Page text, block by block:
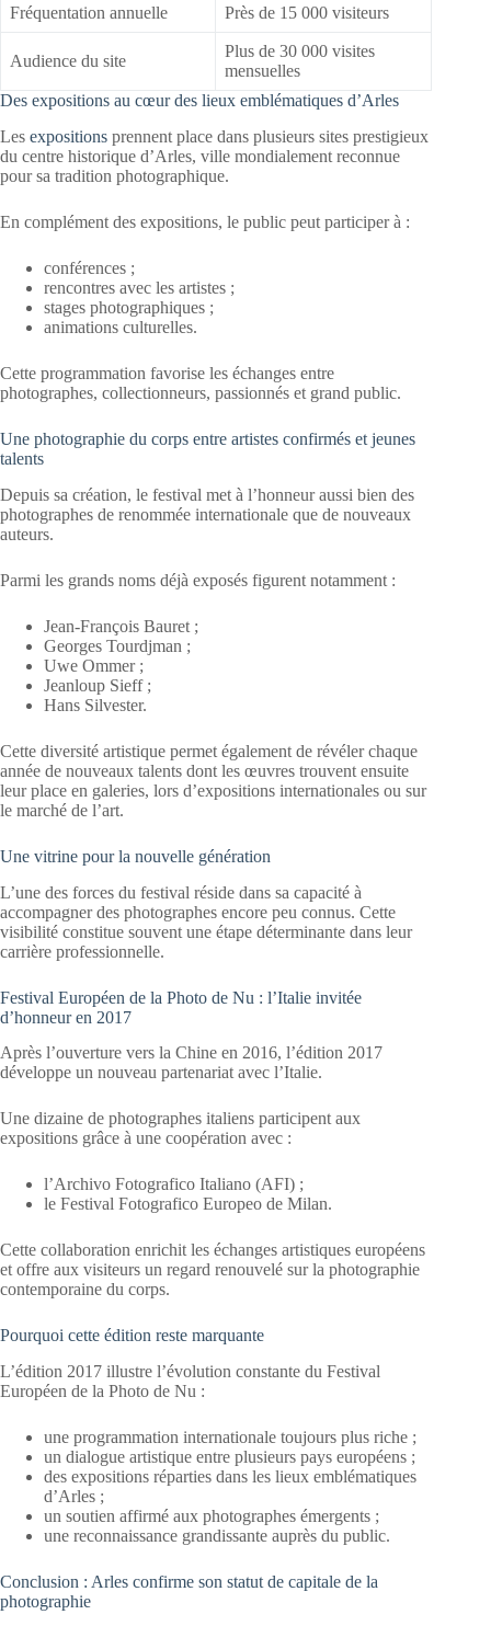
Fréquentation annuelle Près de 15 000 visiteurs
Audience du site
Plus de 30 000 visites
mensuelles
Des expositions au cœur des lieux emblématiques d’Arles
Les expositions prennent place dans plusieurs sites prestigieux
du centre historique d’Arles, ville mondialement reconnue
pour sa tradition photographique.
En complément des expositions, le public peut participer à :
conférences ;
rencontres avec les artistes ;
stages photographiques ;
animations culturelles.
Cette programmation favorise les échanges entre
photographes, collectionneurs, passionnés et grand public.
Une photographie du corps entre artistes confirmés et jeunes
talents
Depuis sa création, le festival met à l’honneur aussi bien des
photographes de renommée internationale que de nouveaux
auteurs.
Parmi les grands noms déjà exposés figurent notamment :
Jean-François Bauret ;
Georges Tourdjman ;
Uwe Ommer ;
Jeanloup Sieff ;
Hans Silvester.
Cette diversité artistique permet également de révéler chaque
année de nouveaux talents dont les œuvres trouvent ensuite
leur place en galeries, lors d’expositions internationales ou sur
le marché de l’art.
Une vitrine pour la nouvelle génération
L’une des forces du festival réside dans sa capacité à
accompagner des photographes encore peu connus. Cette
visibilité constitue souvent une étape déterminante dans leur
carrière professionnelle.
Festival Européen de la Photo de Nu : l’Italie invitée
d’honneur en 2017
Après l’ouverture vers la Chine en 2016, l’édition 2017
développe un nouveau partenariat avec l’Italie.
Une dizaine de photographes italiens participent aux
expositions grâce à une coopération avec :
l’Archivo Fotografico Italiano (AFI) ;
le Festival Fotografico Europeo de Milan.
Cette collaboration enrichit les échanges artistiques européens
et offre aux visiteurs un regard renouvelé sur la photographie
contemporaine du corps.
Pourquoi cette édition reste marquante
L’édition 2017 illustre l’évolution constante du Festival
Européen de la Photo de Nu :
une programmation internationale toujours plus riche ;
un dialogue artistique entre plusieurs pays européens ;
des expositions réparties dans les lieux emblématiques
d’Arles ;
un soutien affirmé aux photographes émergents ;
une reconnaissance grandissante auprès du public.
Conclusion : Arles confirme son statut de capitale de la
photographie